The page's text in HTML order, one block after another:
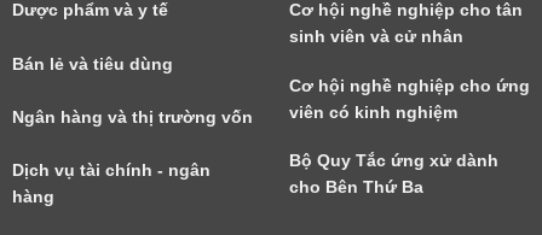
Dược phẩm và y tế
Bán lẻ và tiêu dùng
Ngân hàng và thị trường vốn
Dịch vụ tài chính - ngân
hàng
Cơ hội nghề nghiệp cho tân
sinh viên và cử nhân
Cơ hội nghề nghiệp cho ứng
viên có kinh nghiệm
Bộ Quy Tắc ứng xử dành
cho Bên Thứ Ba